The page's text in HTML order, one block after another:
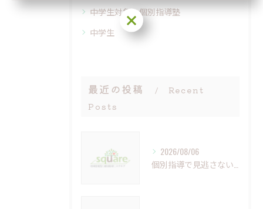
中学生対象の個別指導塾
中学生
最近の投稿
Recent
Posts
2026/08/06
お問い合わせはこちら